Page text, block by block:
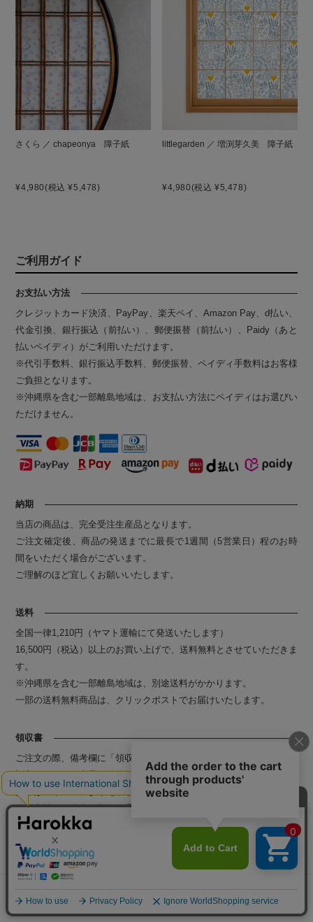
さくら ／ chapeonya 障子紙
¥4,980(税込 ¥5,478)
littlegarden ／ 増渕芽久美 障子紙
¥4,980(税込 ¥5,478)
ご利用ガイド
お支払い方法
クレジットカード決済、PayPay、楽天ペイ、Amazon Pay、d払い、
代金引換、銀行振込（前払い）、郵便振替（前払い）、Paidy（あと
払いペイディ）がご利用いただけます。
※代引手数料、銀行振込手数料、郵便振替、ペイディ手数料はお客様
ご負担となります。
※沖縄県を含む一部離島地域は、お支払い方法にペイディはお選びい
ただけません。
納期
当店の商品は、完全受注生産品となります。
ご注文確定後、商品の発送までに最長で1週間（5営業日）程のお時
間をいただく場合がございます。
ご理解のほど宜しくお願いいたします。
送料
全国一律1,210円（ヤマト運輸にて発送いたします）
16,500円（税込）以上のお買い上げで、送料無料とさせていただきま
す。
※沖縄県を含む一部離島地域は、別途送料がかかります。
一部の送料無料商品は、クリックポストでお届けいたします。
領収書
ご注文の際、備考欄に「領収書希望」の旨と、お宛名、但し書きをご
記入ください。商品発送後、電子領収書を発行いたします。なお、会
員様はマイページより電子領収書のダウンロードが可能です。
※お支払いに代金引換をお選びのお客様は、伝票右下に貼付の領収書
をご利用いただき、商品に同梱している納品書と合わせて保管くださ
い。
返品・交換
当店の商品は、完全受注生産品となります。
ご注文後に自社工場にて製造工程に入るため、キャンセルや変更は承